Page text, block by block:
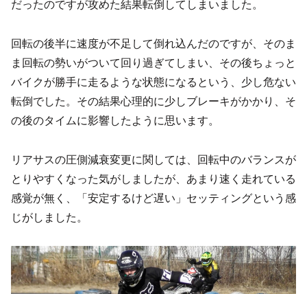
だったのですが攻めた結果転倒してしまいました。
回転の後半に速度が不足して倒れ込んだのですが、そのま
ま回転の勢いがついて回り過ぎてしまい、その後ちょっと
バイクが勝手に走るような状態になるという、少し危ない
転倒でした。その結果心理的に少しブレーキがかかり、そ
の後のタイムに影響したように思います。
リアサスの圧側減衰変更に関しては、回転中のバランスが
とりやすくなった気がしましたが、あまり速く走れている
感覚が無く、「安定するけど遅い」セッティングという感
じがしました。